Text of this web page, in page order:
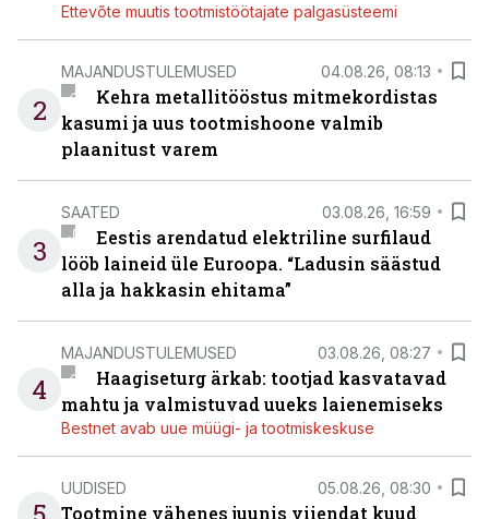
Ettevõte muutis tootmistöötajate palgasüsteemi
2
MAJANDUSTULEMUSED 04.08.26, 08:13
Kehra metallitööstus mitmekordistas
kasumi ja uus tootmishoone valmib
plaanitust varem
3
SAATED 03.08.26, 16:59
Eestis arendatud elektriline surfilaud
lööb laineid üle Euroopa. “Ladusin säästud
alla ja hakkasin ehitama”
4
MAJANDUSTULEMUSED 03.08.26, 08:27
Haagiseturg ärkab: tootjad kasvatavad
mahtu ja valmistuvad uueks laienemiseks
Bestnet avab uue müügi- ja tootmiskeskuse
UUDISED 05.08.26, 08:30
Tootmine vähenes juunis viiendat kuud